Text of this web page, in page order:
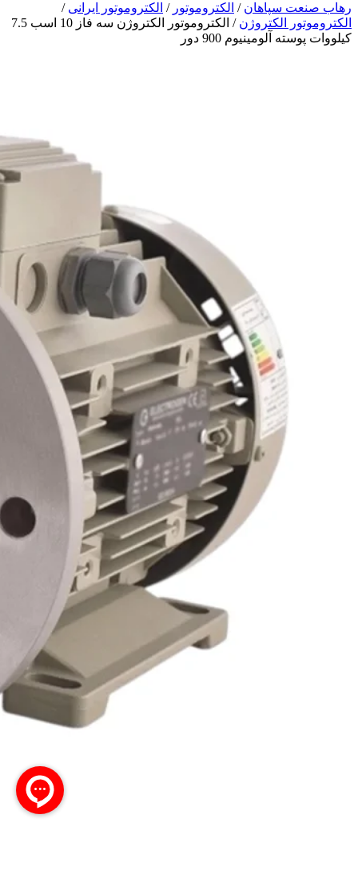
رهاب صنعت سپاهان / الکتروموتور / الکتروموتور ایرانی /
الکتروموتور الکتروژن /
الکتروموتور الکتروژن سه فاز 10 اسب 7.5
کیلووات پوسته آلومینیوم 900 دور